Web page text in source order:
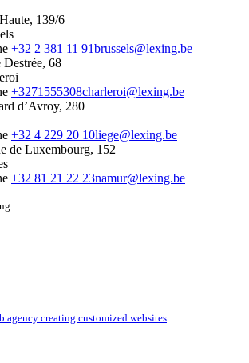
139/6
+32 2 381 11 91brussels@lexing.be
Destrée, 68
+3271555308charleroi@lexing.be
d’Avroy, 280
+32 4 229 20 10liege@lexing.be
de Luxembourg, 152
+32 81 21 22 23namur@lexing.be
agency creating customized websites